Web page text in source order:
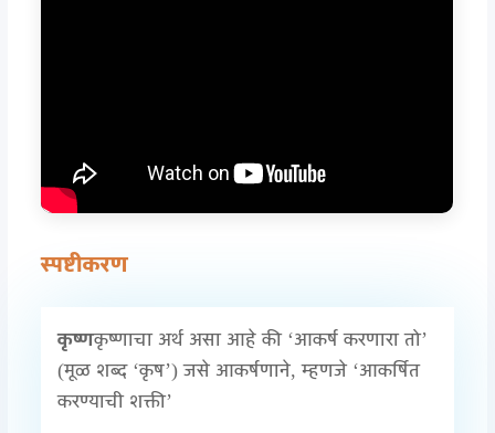
स्पष्टीकरण
कृष्णकृष्णाचा अर्थ असा आहे की ‘आकर्ष करणारा तो’
(मूळ शब्द ‘कृष’) जसे आकर्षणाने, म्हणजे ‘आकर्षित
करण्याची शक्ती’